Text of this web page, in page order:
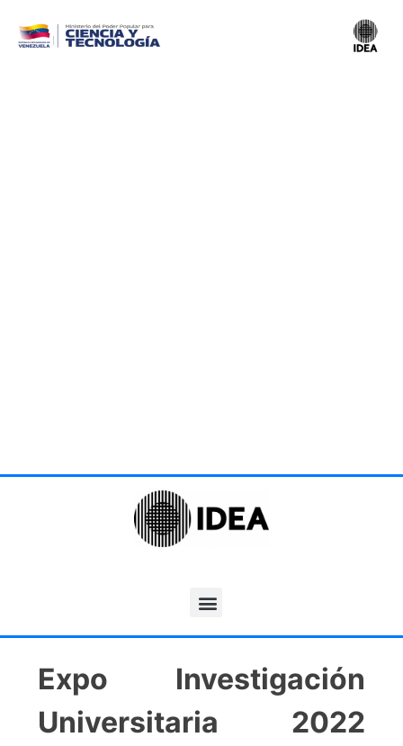
Expo Investigación
Universitaria 2022